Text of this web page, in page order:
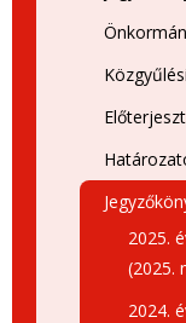
2025.
(2025.
2024.